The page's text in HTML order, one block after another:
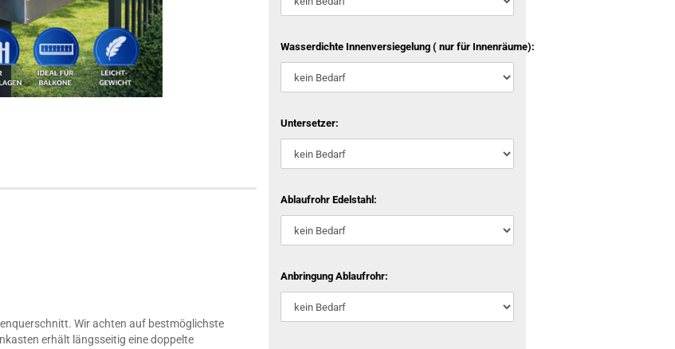
Wasserdichte Innenversiegelung ( nur für Innenräume):
Untersetzer:
Ablaufrohr Edelstahl:
Anbringung Ablaufrohr:
Wir achten auf bestmöglichste
erhält längsseitig eine doppelte